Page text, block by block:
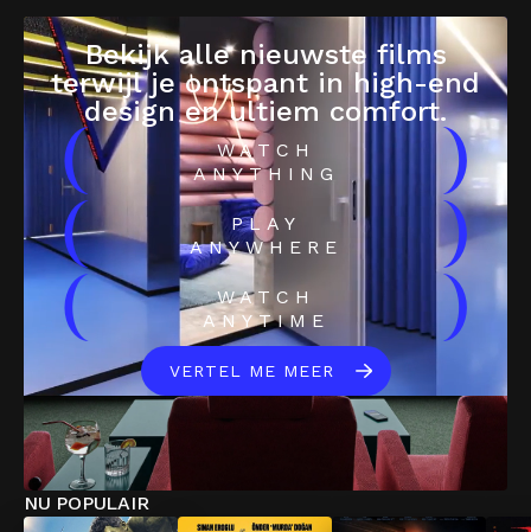
Bekijk alle nieuwste films
terwijl je ontspant in high-end
design en ultiem comfort.
(
WATCH
ANYTHING
)
(
PLAY
ANYWHERE
)
(
WATCH
ANYTIME
)
VERTEL ME MEER
NU POPULAIR